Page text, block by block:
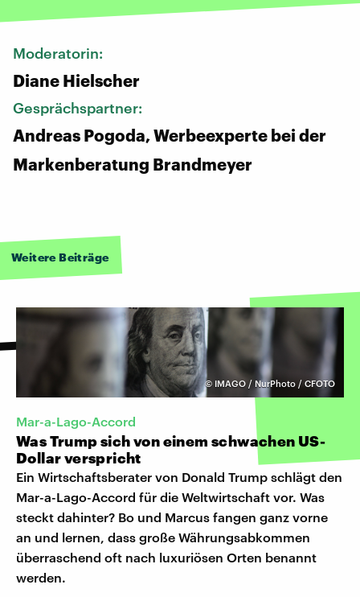
Moderatorin:
Diane Hielscher
Gesprächspartner:
Andreas Pogoda, Werbeexperte bei der
Markenberatung Brandmeyer
Weitere Beiträge
© IMAGO / NurPhoto / CFOTO
Mar-a-Lago-Accord
Was Trump sich von einem schwachen US-
Dollar verspricht
Ein Wirtschaftsberater von Donald Trump schlägt den
Mar-a-Lago-Accord für die Weltwirtschaft vor. Was
steckt dahinter? Bo und Marcus fangen ganz vorne
an und lernen, dass große Währungsabkommen
überraschend oft nach luxuriösen Orten benannt
werden.